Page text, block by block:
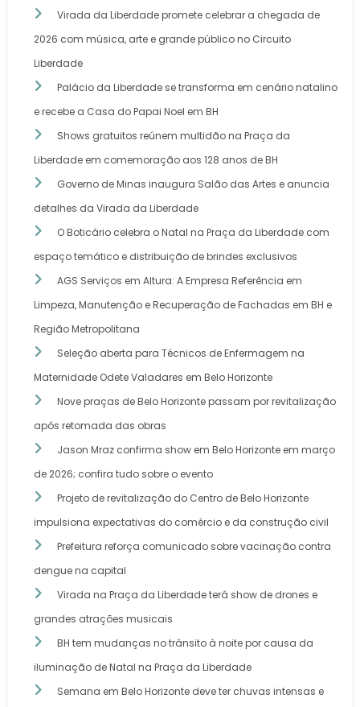
Virada da Liberdade promete celebrar a chegada de
2026 com música, arte e grande público no Circuito
Liberdade
Palácio da Liberdade se transforma em cenário natalino
e recebe a Casa do Papai Noel em BH
Shows gratuitos reúnem multidão na Praça da
Liberdade em comemoração aos 128 anos de BH
Governo de Minas inaugura Salão das Artes e anuncia
detalhes da Virada da Liberdade
O Boticário celebra o Natal na Praça da Liberdade com
espaço temático e distribuição de brindes exclusivos
AGS Serviços em Altura: A Empresa Referência em
Limpeza, Manutenção e Recuperação de Fachadas em BH e
Região Metropolitana
Seleção aberta para Técnicos de Enfermagem na
Maternidade Odete Valadares em Belo Horizonte
Nove praças de Belo Horizonte passam por revitalização
após retomada das obras
Jason Mraz confirma show em Belo Horizonte em março
de 2026; confira tudo sobre o evento
Projeto de revitalização do Centro de Belo Horizonte
impulsiona expectativas do comércio e da construção civil
Prefeitura reforça comunicado sobre vacinação contra
dengue na capital
Virada na Praça da Liberdade terá show de drones e
grandes atrações musicais
BH tem mudanças no trânsito à noite por causa da
iluminação de Natal na Praça da Liberdade
Semana em Belo Horizonte deve ter chuvas intensas e